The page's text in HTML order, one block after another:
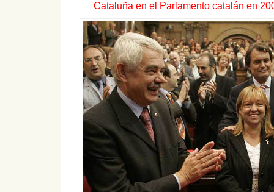
Cataluña en el Parlamento catalán en